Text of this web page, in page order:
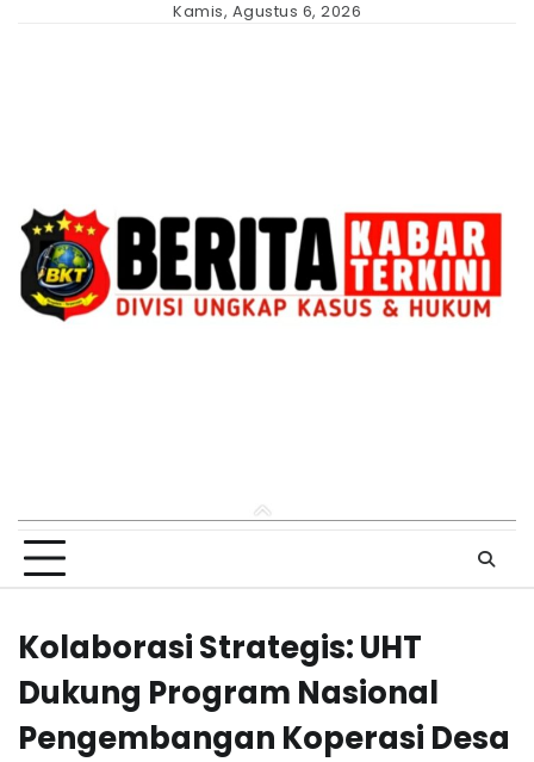
Kamis, Agustus 6, 2026
Kolaborasi Strategis: UHT
Dukung Program Nasional
Pengembangan Koperasi Desa